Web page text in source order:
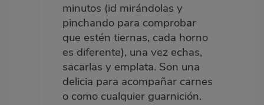
minutos (id mirándolas y
pinchando para comprobar
que estén tiernas, cada horno
es diferente), una vez echas,
sacarlas y emplata. Son una
delicia para acompañar carnes
o como cualquier guarnición.